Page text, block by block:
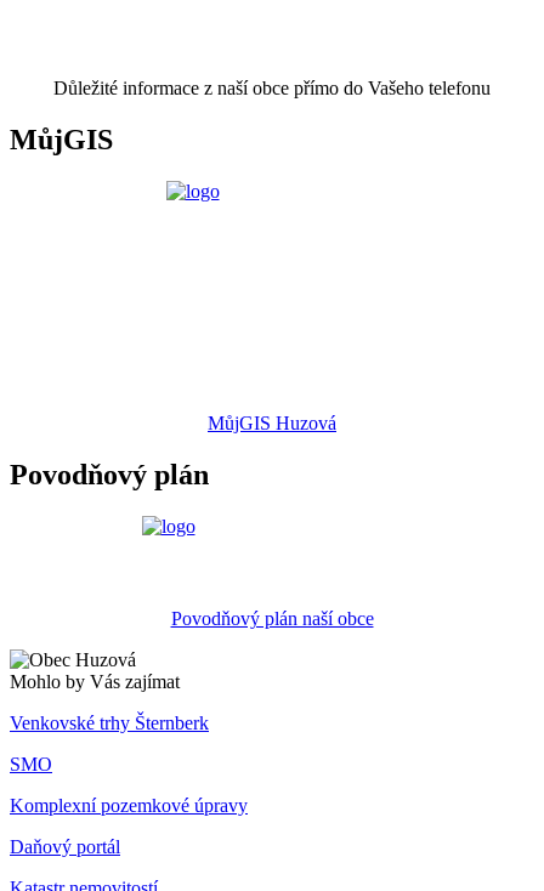
Důležité informace z naší obce přímo do Vašeho telefonu
MůjGIS
MůjGIS Huzová
Povodňový plán
Povodňový plán naší obce
Mohlo by Vás zajímat
Venkovské trhy Šternberk
SMO
Komplexní pozemkové úpravy
Daňový portál